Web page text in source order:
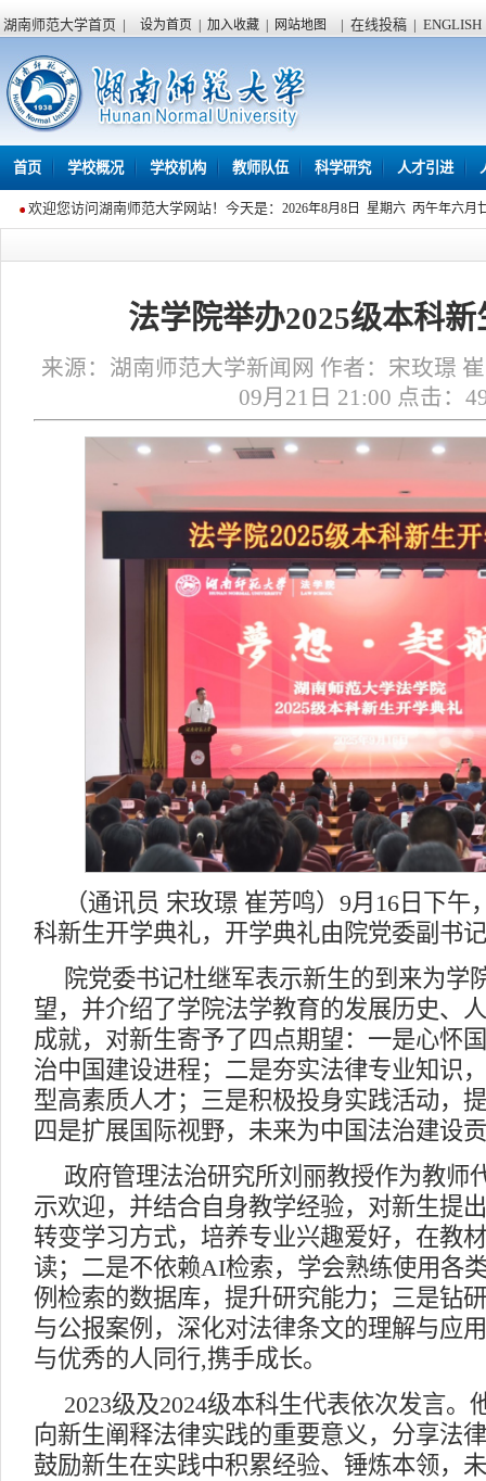
湖南师范大学首页 | 设为首页 加入收藏 网站地图 | 在线投稿 | ENGLISH
首页 学校概况 学校机构 教师队伍 科学研究 人才引进
欢迎您访问湖南师范大学网站！今天是： 2026年8月8日 星期六 丙午年六月
法学院举办2025级本科
来源：湖南师范大学新闻网 作者：宋玫璟
09月21日 21:00 点击：
（通讯员 宋玫璟 崔芳鸣）9月16日下午
科新生开学典礼，开学典礼由院党委副书
院党委书记杜继军表示新生的到来为学
望，并介绍了学院法学教育的发展历史、
成就，对新生寄予了四点期望：一是心怀
治中国建设进程；二是夯实法律专业知识
型高素质人才；三是积极投身实践活动，
四是扩展国际视野，未来为中国法治建设
政府管理法治研究所刘丽教授作为教师
示欢迎，并结合自身教学经验，对新生提
转变学习方式，培养专业兴趣爱好，在教
读；二是不依赖AI检索，学会熟练使用各
例检索的数据库，提升研究能力；三是钻
与公报案例，深化对法律条文的理解与应
与优秀的人同行,携手成长。
2023级及2024级本科生代表依次发言。
向新生阐释法律实践的重要意义，分享法
鼓励新生在实践中积累经验、锤炼本领，